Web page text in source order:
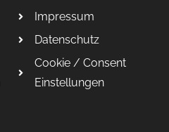
Impressum
Datenschutz
Cookie / Consent
Einstellungen